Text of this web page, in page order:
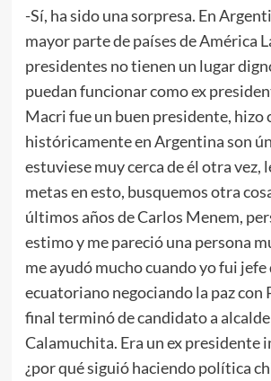
-Sí, ha sido una sorpresa. En
mayor parte de países de América
presidentes no tienen un lugar
puedan funcionar como ex
Macri fue un buen presidente, hizo
históricamente en Argentina son
estuviese muy cerca de él otra vez,
metas en esto, busquemos otra
últimos años de Carlos Menem,
estimo y me pareció una persona
me ayudó mucho cuando yo fui
ecuatoriano negociando la paz con
final terminó de candidato a
Calamuchita. Era un ex presidente
¿por qué siguió haciendo política